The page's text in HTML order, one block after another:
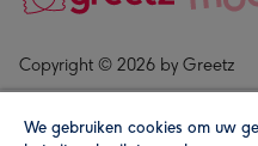
Copyright © 2026 by Greetz
We gebruiken cookies om uw